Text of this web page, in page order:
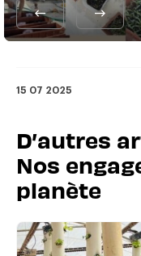
15 07 2025
D’autres
Nos
planète